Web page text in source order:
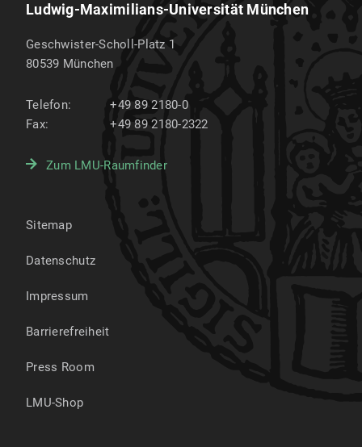
Ludwig-Maximilians-Universität München
Geschwister-Scholl-Platz 1
80539 München
Telefon:
+49 89 2180-0
Fax:
+49 89 2180-2322
Zum LMU-Raumfinder
Sitemap
Datenschutz
Impressum
Barrierefreiheit
Press Room
LMU-Shop